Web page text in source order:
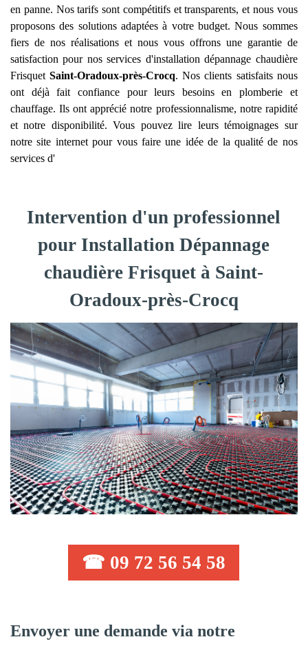
en panne. Nos tarifs sont compétitifs et transparents, et nous vous
proposons des solutions adaptées à votre budget. Nous sommes
fiers de nos réalisations et nous vous offrons une garantie de
satisfaction pour nos services d'installation dépannage chaudière
FrisquetSaint-Oradoux-près-Crocq. Nos clients satisfaits nous
ont déjà fait confiance pour leurs besoins en plomberie et
chauffage. Ils ont apprécié notre professionnalisme, notre rapidité
et notre disponibilité. Vous pouvez lire leurs témoignages sur
notre site internet pour vous faire une idée de la qualité de nos
services d'
Intervention d'un professionnel
pour Installation Dépannage
chaudière Frisquet à Saint-
Oradoux-près-Crocq
☎ 09 72 56 54 58
Envoyer une demande via notre